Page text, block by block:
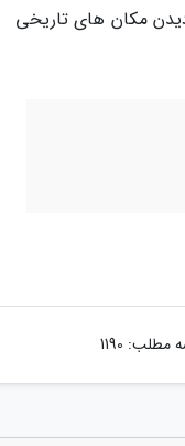
مکان های تاریخی
مطلب: 1190